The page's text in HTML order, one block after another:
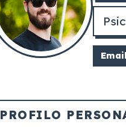
Email
PROFILO